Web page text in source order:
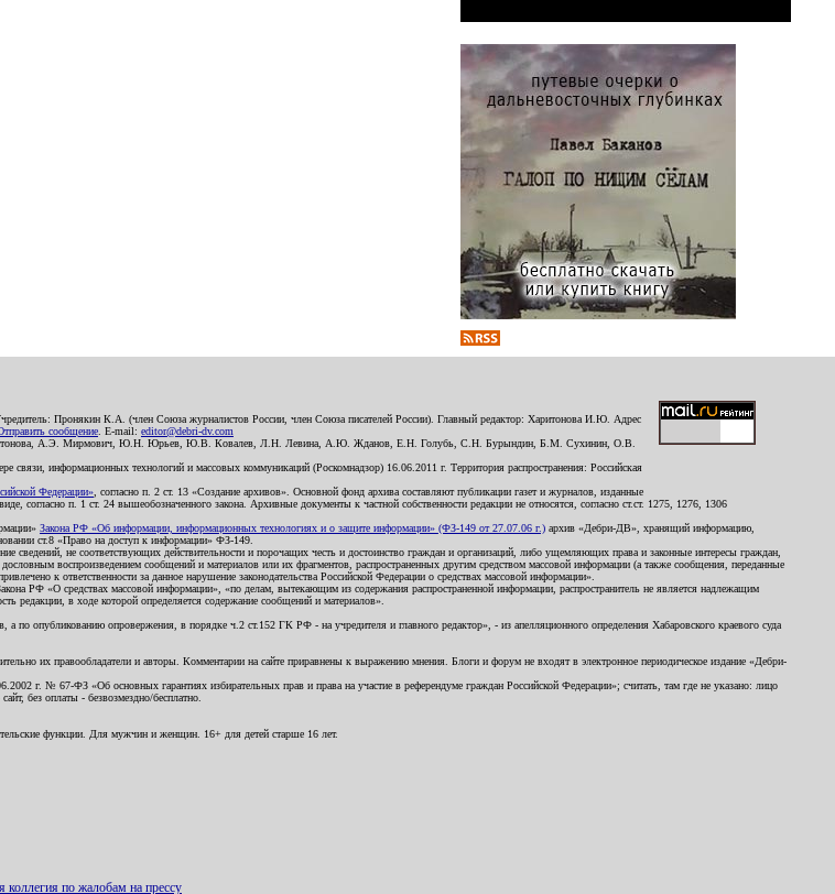
Пронякин К.А. (член Союза журналистов России, член Союза писателей России). Главный редактор: Харитонова И.Ю. Адрес
сообщение . E-mail: editor@debri-dv.com
А.Э. Мирмович, Ю.Н. Юрьев, Ю.В. Ковалев, Л.Н. Левина, А.Ю. Жданов, Е.Н. Голубь, С.Н. Бурындин, Б.М. Сухинин, О.В.
связи, информационных технологий и массовых коммуникаций (Роскомнадзор) 16.06.2011 г. Территория распространения: Российская
Федерации» , согласно п. 2 ст. 13 «Создание архивов». Основной фонд архива составляют публикации газет и журналов, изданные
п. 1 ст. 24 вышеобозначенного закона. Архивные документы к частной собственности редакции не относятся, согласно ст.ст. 1275, 1276, 1306
Закона РФ «Об информации, информационных технологиях и о защите информации» (ФЗ-149 от 27.07.06 г.) архив «Дебри-ДВ», хранящий информацию,
ст.8 «Право на доступ к информации» ФЗ-149.
сведений, не соответствующих действительности и порочащих честь и достоинство граждан и организаций, либо ущемляющих права и законные интересы граждан,
воспроизведением сообщений и материалов или их фрагментов, распространенных другим средством массовой информации (а также сообщения, переданные
к ответственности за данное нарушение законодательства Российской Федерации о средствах массовой информации».
РФ «О средствах массовой информации», «по делам, вытекающим из содержания распространенной информации, распространитель не является надлежащим
редакции, в ходе которой определяется содержание сообщений и материалов».
опубликованию опровержения, в порядке ч.2 ст.152 ГК РФ - на учредителя и главного редактор», - из апелляционного определения Хабаровского краевого суда
их правообладатели и авторы. Комментарии на сайте приравнены к выражению мнения. Блоги и форум не входят в электронное периодическое издание «Дебри-
г. № 67-ФЗ «Об основных гарантиях избирательных прав и права на участие в референдуме граждан Российской Федерации»; считать, там где не указано: лицо
без оплаты - безвозмездно/бесплатно.
функции. Для мужчин и женщин. 16+ для детей старше 16 лет.